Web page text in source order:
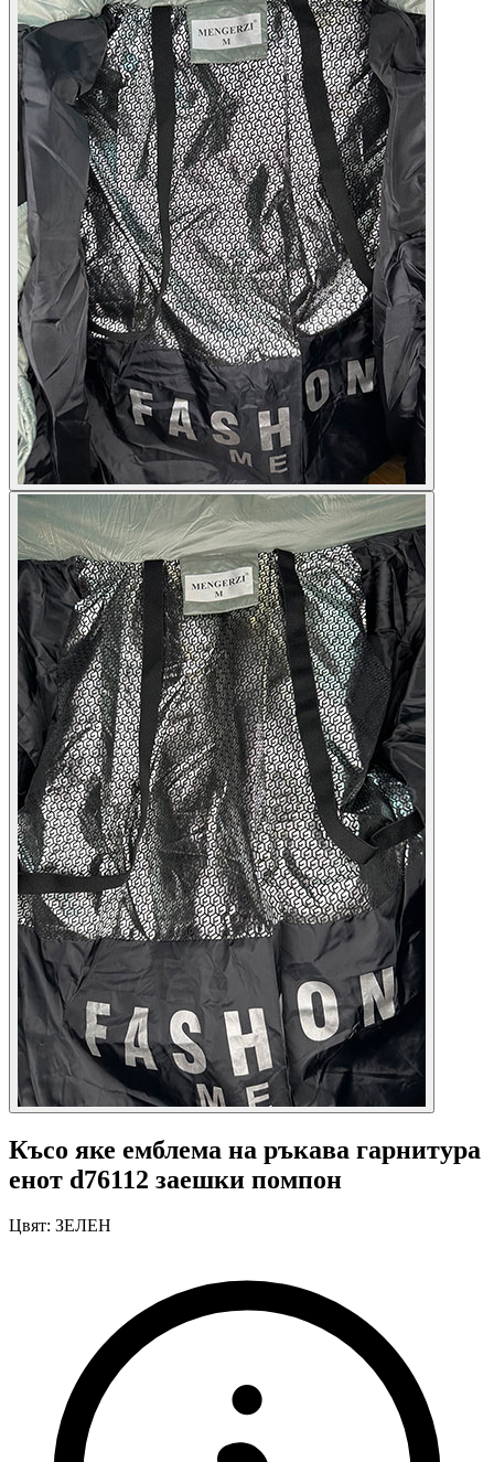
Късо яке емблема на ръкава гарнитура
енот d76112 заешки помпон
Цвят: ЗЕЛЕН